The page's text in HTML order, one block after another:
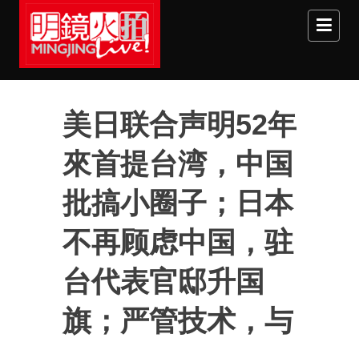
Skip to main content
美日联合声明52年
來首提台湾，中国
批搞小圈子；日本
不再顾虑中国，驻
台代表官邸升国
旗；严管技术，与